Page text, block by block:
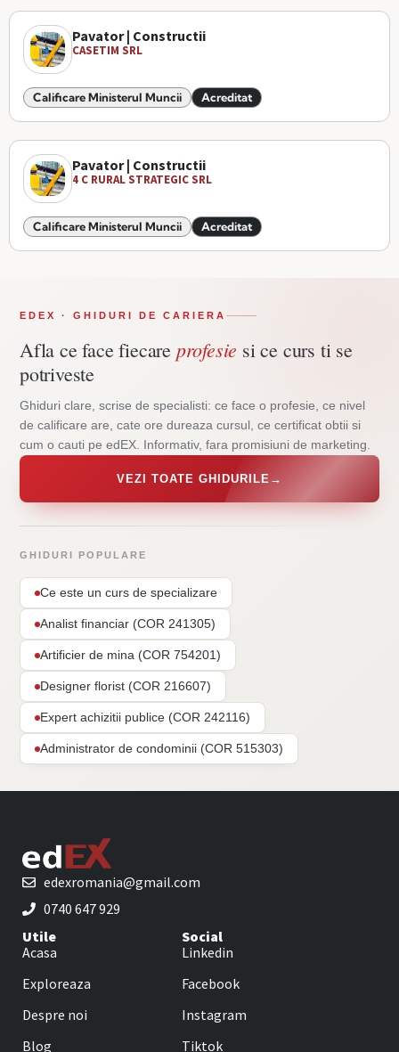
Pavator | Constructii
CASETIM SRL
Calificare Ministerul Muncii Acreditat
Pavator | Constructii
4 C RURAL STRATEGIC SRL
Calificare Ministerul Muncii Acreditat
EDEX · GHIDURI DE CARIERA
Afla ce face fiecare profesie si ce curs ti se
potriveste
Ghiduri clare, scrise de specialisti: ce face o profesie, ce nivel
de calificare are, cate ore dureaza cursul, ce certificat obtii si
cum o cauti pe edEX. Informativ, fara promisiuni de marketing.
VEZI TOATE GHIDURILE →
GHIDURI POPULARE
Ce este un curs de specializare
Analist financiar (COR 241305)
Artificier de mina (COR 754201)
Designer florist (COR 216607)
Expert achizitii publice (COR 242116)
Administrator de condominii (COR 515303)
edexromania@gmail.com
0740 647 929
Utile
Acasa
Exploreaza
Despre noi
Blog
Social
Linkedin
Facebook
Instagram
Tiktok